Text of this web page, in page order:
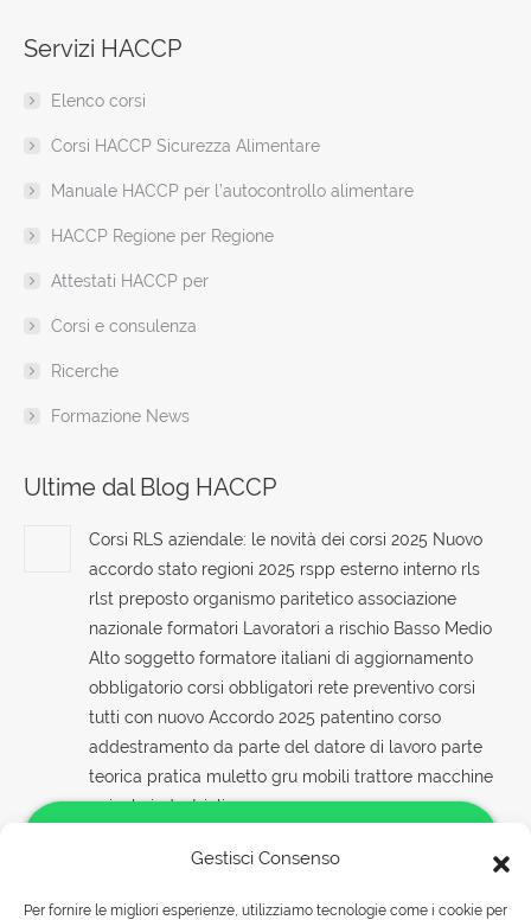
Gestisci Consenso
Per fornire le migliori esperienze, utilizziamo tecnologie come i cookie per
opens
new
window
opens
new
window
opens
new
window
opens
windowwindowwindow
new
Servizi HACCP
Elenco corsi
Corsi HACCP Sicurezza Alimentare
Manuale HACCP per l’autocontrollo alimentare
HACCP Regione per Regione
Attestati HACCP per
Corsi e consulenza
Ricerche
Formazione News
Ultime dal Blog HACCP
Corsi RLS aziendale: le novità dei corsi 2025 Nuovo
accordo stato regioni 2025 rspp esterno interno rls
rlst preposto organismo paritetico associazione
nazionale formatori Lavoratori a rischio Basso Medio
Alto soggetto formatore italiani di aggiornamento
obbligatorio corsi obbligatori rete preventivo corsi
tutti con nuovo Accordo 2025 patentino corso
addestramento da parte del datore di lavoro parte
teorica pratica muletto gru mobili trattore macchine
agicole industriali